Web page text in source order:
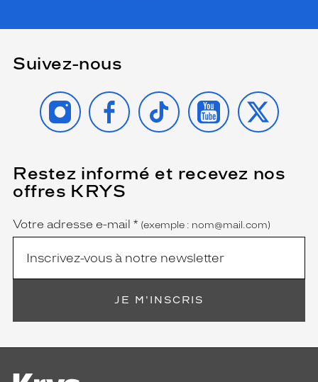
Suivez-nous
INSTAGRAMFACEBOOK
TIKTOK YOUTUBE
X
Restez informé et recevez nos
offres KRYS
Name
Votre adresse e-mail *
(Ce
champ
est
obligatoire)
(exemple : nom@mail.com)
JE M'INSCRIS